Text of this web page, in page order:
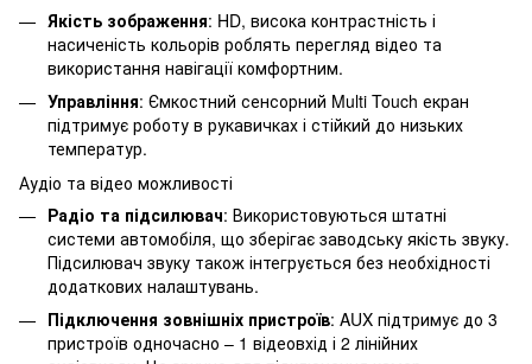
Якість зображення: HD, висока контрастність і
насиченість кольорів роблять перегляд відео та
використання навігації комфортним.
Управління: Ємкостний сенсорний Multi Touch екран
підтримує роботу в рукавичках і стійкий до низьких
температур.
Аудіо та відео можливості
Радіо та підсилювач: Використовуються штатні
системи автомобіля, що зберігає заводську якість звуку.
Підсилювач звуку також інтегрується без необхідності
додаткових налаштувань.
Підключення зовнішніх пристроїв: AUX підтримує до 3
пристроїв одночасно – 1 відеовхід і 2 лінійних